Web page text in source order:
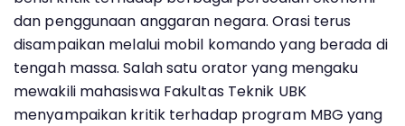
dan penggunaan anggaran negara. Orasi terus
disampaikan melalui mobil komando yang berada di
tengah massa. Salah satu orator yang mengaku
mewakili mahasiswa Fakultas Teknik UBK
menyampaikan kritik terhadap program MBG yang